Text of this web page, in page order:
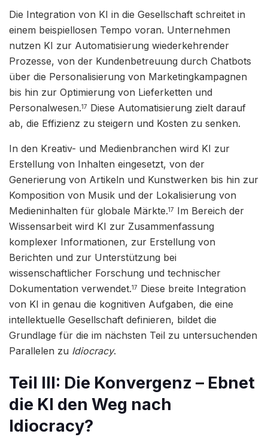
Die Integration von KI in die Gesellschaft schreitet in
einem beispiellosen Tempo voran. Unternehmen
nutzen KI zur Automatisierung wiederkehrender
Prozesse, von der Kundenbetreuung durch Chatbots
über die Personalisierung von Marketingkampagnen
bis hin zur Optimierung von Lieferketten und
Personalwesen.17 Diese Automatisierung zielt darauf
ab, die Effizienz zu steigern und Kosten zu senken.
In den Kreativ- und Medienbranchen wird KI zur
Erstellung von Inhalten eingesetzt, von der
Generierung von Artikeln und Kunstwerken bis hin zur
Komposition von Musik und der Lokalisierung von
Medieninhalten für globale Märkte.17 Im Bereich der
Wissensarbeit wird KI zur Zusammenfassung
komplexer Informationen, zur Erstellung von
Berichten und zur Unterstützung bei
wissenschaftlicher Forschung und technischer
Dokumentation verwendet.17 Diese breite Integration
von KI in genau die kognitiven Aufgaben, die eine
intellektuelle Gesellschaft definieren, bildet die
Grundlage für die im nächsten Teil zu untersuchenden
Parallelen zu Idiocracy.
Teil III: Die Konvergenz – Ebnet
die KI den Weg nach
Idiocracy?